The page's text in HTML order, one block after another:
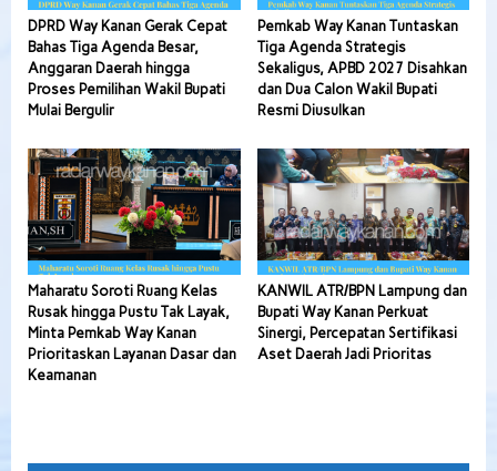
DPRD Way Kanan Gerak Cepat
Bahas Tiga Agenda Besar,
Anggaran Daerah hingga
Proses Pemilihan Wakil Bupati
Mulai Bergulir
Pemkab Way Kanan Tuntaskan
Tiga Agenda Strategis
Sekaligus, APBD 2027 Disahkan
dan Dua Calon Wakil Bupati
Resmi Diusulkan
Maharatu Soroti Ruang Kelas
Rusak hingga Pustu Tak Layak,
Minta Pemkab Way Kanan
Prioritaskan Layanan Dasar dan
Keamanan
KANWIL ATR/BPN Lampung dan
Bupati Way Kanan Perkuat
Sinergi, Percepatan Sertifikasi
Aset Daerah Jadi Prioritas